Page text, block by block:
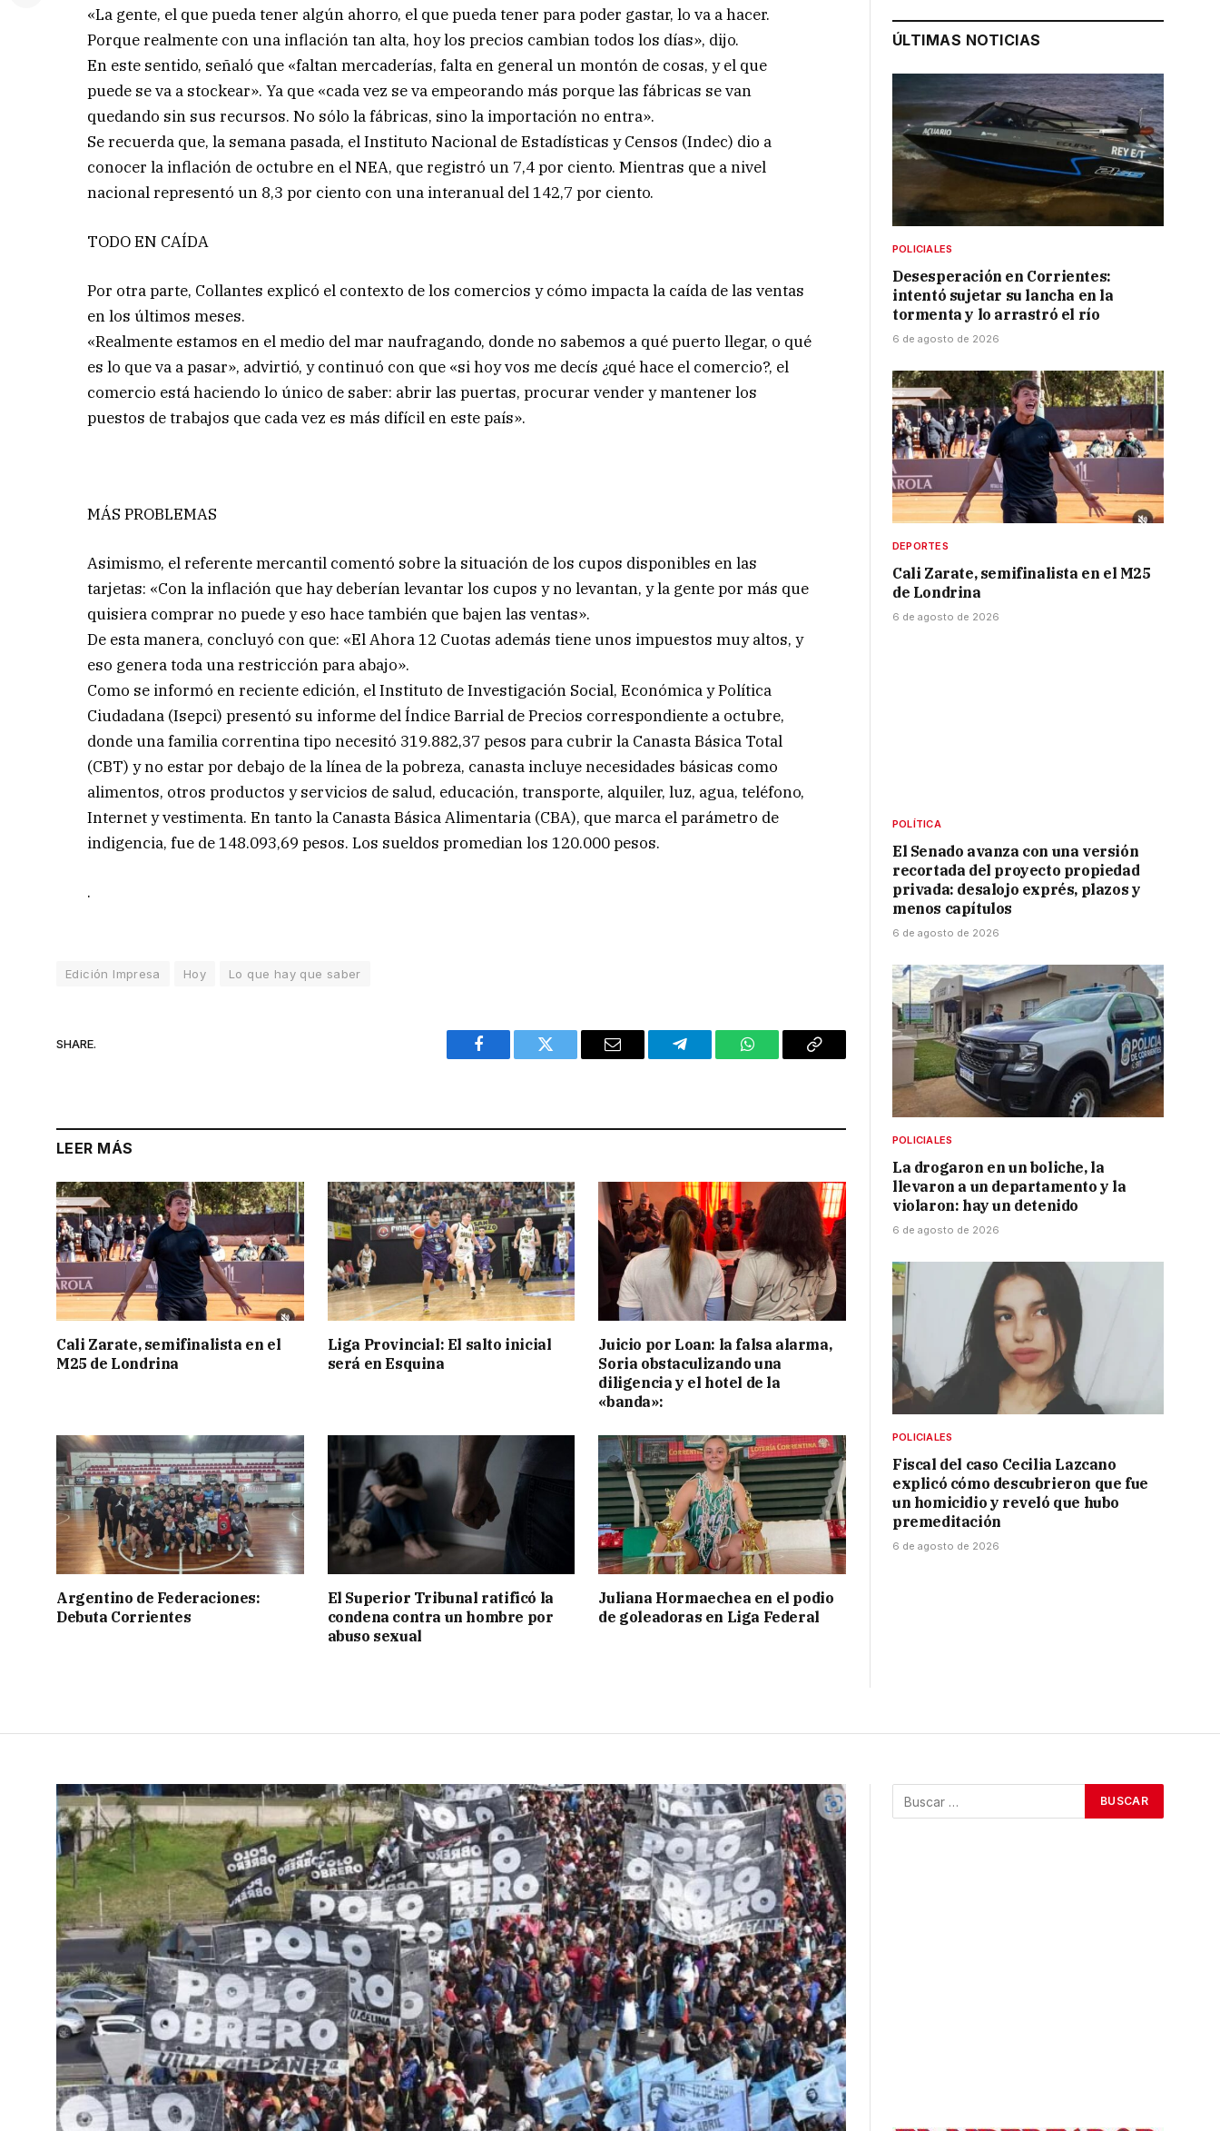
«La gente, el que pueda tener algún ahorro, el que pueda tener para poder gastar, lo va a hacer.
Porque realmente con una inflación tan alta, hoy los precios cambian todos los días», dijo.
En este sentido, señaló que «faltan mercaderías, falta en general un montón de cosas, y el que
puede se va a stockear». Ya que «cada vez se va empeorando más porque las fábricas se van
quedando sin sus recursos. No sólo la fábricas, sino la importación no entra».
Se recuerda que, la semana pasada, el Instituto Nacional de Estadísticas y Censos (Indec) dio a
conocer la inflación de octubre en el NEA, que registró un 7,4 por ciento. Mientras que a nivel
nacional representó un 8,3 por ciento con una interanual del 142,7 por ciento.
TODO EN CAÍDA
Por otra parte, Collantes explicó el contexto de los comercios y cómo impacta la caída de las ventas
en los últimos meses.
«Realmente estamos en el medio del mar naufragando, donde no sabemos a qué puerto llegar, o qué
es lo que va a pasar», advirtió, y continuó con que «si hoy vos me decís ¿qué hace el comercio?, el
comercio está haciendo lo único de saber: abrir las puertas, procurar vender y mantener los
puestos de trabajos que cada vez es más difícil en este país».
MÁS PROBLEMAS
Asimismo, el referente mercantil comentó sobre la situación de los cupos disponibles en las
tarjetas: «Con la inflación que hay deberían levantar los cupos y no levantan, y la gente por más que
quisiera comprar no puede y eso hace también que bajen las ventas».
De esta manera, concluyó con que: «El Ahora 12 Cuotas además tiene unos impuestos muy altos, y
eso genera toda una restricción para abajo».
Como se informó en reciente edición, el Instituto de Investigación Social, Económica y Política
Ciudadana (Isepci) presentó su informe del Índice Barrial de Precios correspondiente a octubre,
donde una familia correntina tipo necesitó 319.882,37 pesos para cubrir la Canasta Básica Total
(CBT) y no estar por debajo de la línea de la pobreza, canasta incluye necesidades básicas como
alimentos, otros productos y servicios de salud, educación, transporte, alquiler, luz, agua, teléfono,
Internet y vestimenta. En tanto la Canasta Básica Alimentaria (CBA), que marca el parámetro de
indigencia, fue de 148.093,69 pesos. Los sueldos promedian los 120.000 pesos.
.
Edición Impresa Hoy Lo que hay que saber
SHARE.
Facebook Twitter Email Telegram WhatsAppCopy
LEER MÁS
Cali Zarate, semifinalista en el
M25 de Londrina
Liga Provincial: El salto inicial
será en Esquina
Juicio por Loan: la falsa alarma,
Soria obstaculizando una
diligencia y el hotel de la
«banda»:
Argentino de Federaciones:
Debuta Corrientes
El Superior Tribunal ratificó la
condena contra un hombre por
abuso sexual
Juliana Hormaechea en el podio
de goleadoras en Liga Federal
ÚLTIMAS NOTICIAS
POLICIALES
Desesperación en Corrientes:
intentó sujetar su lancha en la
tormenta y lo arrastró el río
6 de agosto de 2026
DEPORTES
Cali Zarate, semifinalista en el M25
de Londrina
6 de agosto de 2026
POLÍTICA
El Senado avanza con una versión
recortada del proyecto propiedad
privada: desalojo exprés, plazos y
menos capítulos
6 de agosto de 2026
POLICIALES
La drogaron en un boliche, la
llevaron a un departamento y la
violaron: hay un detenido
6 de agosto de 2026
POLICIALES
Fiscal del caso Cecilia Lazcano
explicó cómo descubrieron que fue
un homicidio y reveló que hubo
premeditación
6 de agosto de 2026